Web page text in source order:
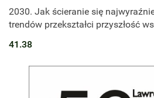
2030. Jak ścieranie się
trendów przekształci przyszłość
41.38